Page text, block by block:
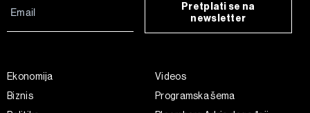
Pretplati se na
newsletter
Ekonomija
Biznis
Videos
Programska šema